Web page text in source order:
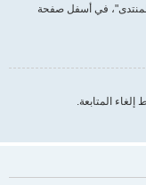
في أسفل صفحة
المتابعة.